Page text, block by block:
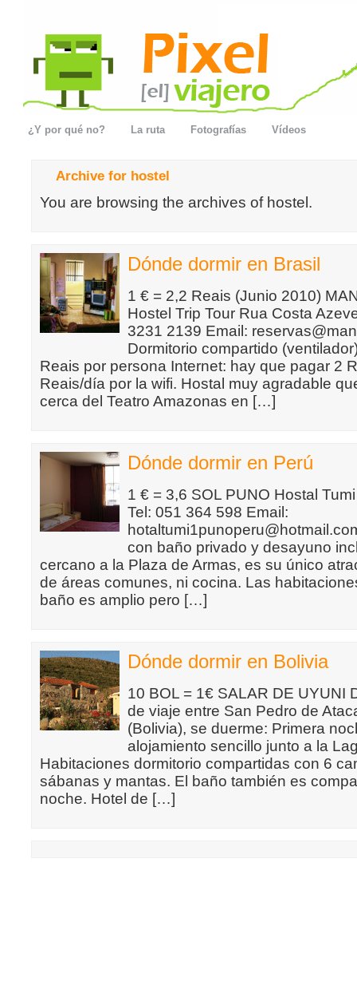
¿Y por qué no? La ruta Fotografías Vídeos
Archive for hostel
You are browsing the archives of hostel.
Dónde dormir en Brasil
1 € = 2,2 Reais (Junio 2010)
Hostel Trip Tour Rua Costa
3231 2139 Email:
Dormitorio compartido
Reais por persona Internet: hay que pagar 2
Reais/día por la wifi. Hostal muy agradable
cerca del Teatro Amazonas en […]
Dónde dormir en Perú
1 € = 3,6 SOL PUNO Hostal
Tel: 051 364 598 Email:
con baño privado y desayuno
cercano a la Plaza de Armas, es su único
de áreas comunes, ni cocina. Las
baño es amplio pero […]
Dónde dormir en Bolivia
10 BOL = 1€ SALAR DE UYUNI
de viaje entre San Pedro de
(Bolivia), se duerme: Primera
alojamiento sencillo junto a la
Habitaciones dormitorio compartidas con 6
sábanas y mantas. El baño también es
noche. Hotel de […]